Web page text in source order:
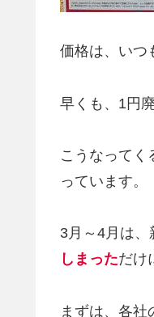
価格は、いつ
早くも、1円
こうなってく
っています。
3月～4月は、
しまっただけ
まずは、各社